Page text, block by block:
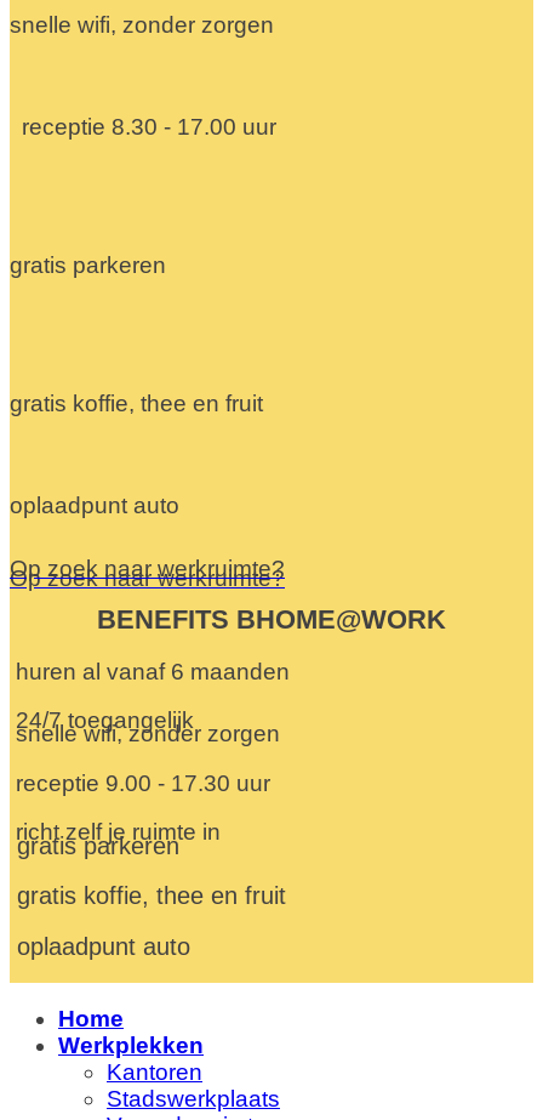
snelle wifi, zonder zorgen
receptie 8.30 - 17.00 uur
gratis parkeren
gratis koffie, thee en fruit
oplaadpunt auto
Op zoek naar werkruimte?
Op zoek naar werkruimte?
BENEFITS BHOME@WORK
huren al vanaf 6 maanden
24/7 toegangelijk
snelle wifi, zonder zorgen
receptie 9.00 - 17.30 uur
richt zelf je ruimte in
gratis parkeren
gratis koffie, thee en fruit
oplaadpunt auto
Home
Werkplekken
Kantoren
Stadswerkplaats